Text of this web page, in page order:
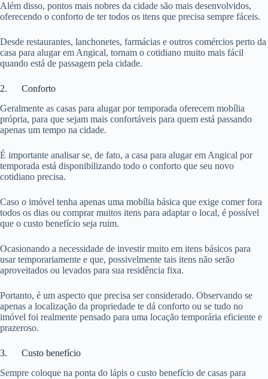
Além disso, pontos mais nobres da cidade são mais desenvolvidos,
oferecendo o conforto de ter todos os itens que precisa sempre fáceis.
Desde restaurantes, lanchonetes, farmácias e outros comércios perto da
casa para alugar em Angical, tornam o cotidiano muito mais fácil
quando está de passagem pela cidade.
2. Conforto
Geralmente as casas para alugar por temporada oferecem mobília
própria, para que sejam mais confortáveis para quem está passando
apenas um tempo na cidade.
É importante analisar se, de fato, a casa para alugar em Angical por
temporada está disponibilizando todo o conforto que seu novo
cotidiano precisa.
Caso o imóvel tenha apenas uma mobília básica que exige comer fora
todos os dias ou comprar muitos itens para adaptar o local, é possível
que o custo benefício seja ruim.
Ocasionando a necessidade de investir muito em itens básicos para
usar temporariamente e que, possivelmente tais itens não serão
aproveitados ou levados para sua residência fixa.
Portanto, é um aspecto que precisa ser considerado. Observando se
apenas a localização da propriedade te dá conforto ou se tudo no
imóvel foi realmente pensado para uma locação temporária eficiente e
prazeroso.
3. Custo benefício
Sempre coloque na ponta do lápis o custo benefício de casas para